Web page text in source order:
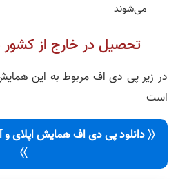
می‌شوند
تحصیل در خارج از کشور
در زیر پی دی اف مربوط به این
است
〈〈 دانلود پی دی اف همایش اپلای و
〉〉